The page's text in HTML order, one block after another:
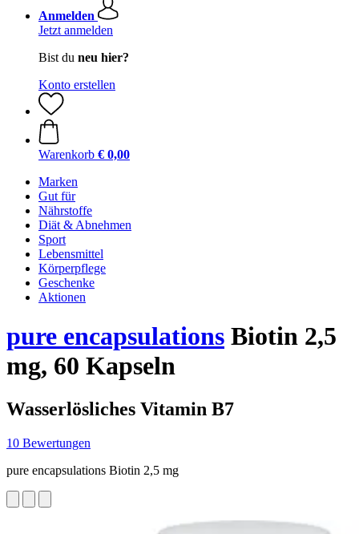
Anmelden
Jetzt anmelden
Bist du neu hier?
Konto erstellen
Warenkorb € 0,00
Marken
Gut für
Nährstoffe
Diät & Abnehmen
Sport
Lebensmittel
Körperpflege
Geschenke
Aktionen
pure encapsulations Biotin 2,5
mg, 60 Kapseln
Wasserlösliches Vitamin B7
10 Bewertungen
pure encapsulations Biotin 2,5 mg